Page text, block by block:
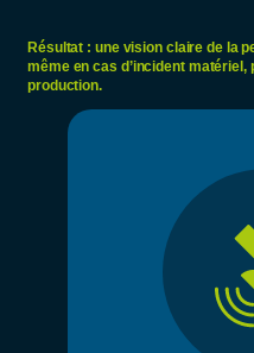
Résultat : une vision claire de la
même en cas d’incident
production.